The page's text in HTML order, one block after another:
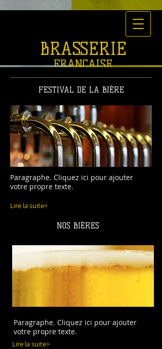
BRASSERIE
FRANÇAISE
DEPUIS
1896
FESTIVAL DE LA BIÈRE
Paragraphe. Cliquez ici pour ajouter
votre propre texte.
Lire la suite>
NOS BIÈRES
Paragraphe. Cliquez ici pour ajouter
votre propre texte.
Lire la suite>